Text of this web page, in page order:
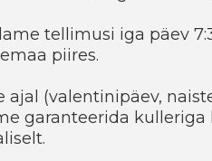
tellimusi iga päev
piires.
ajal (valentinipäev,
garanteerida